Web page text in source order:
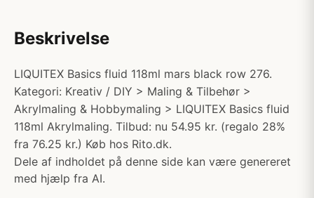
Beskrivelse
LIQUITEX Basics fluid 118ml mars black row 276.
Kategori: Kreativ / DIY > Maling & Tilbehør >
Akrylmaling & Hobbymaling > LIQUITEX Basics fluid
118ml Akrylmaling. Tilbud: nu 54.95 kr. (regalo 28%
fra 76.25 kr.) Køb hos Rito.dk.
Dele af indholdet på denne side kan være genereret
med hjælp fra AI.